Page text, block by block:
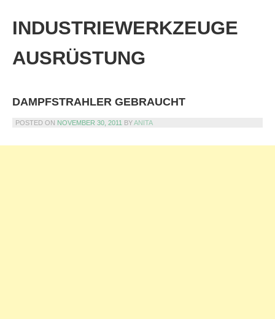
content
INDUSTRIEWERKZEUGE
AUSRÜSTUNG
DAMPFSTRAHLER GEBRAUCHT
POSTED ON NOVEMBER 30, 2011 BYANITA